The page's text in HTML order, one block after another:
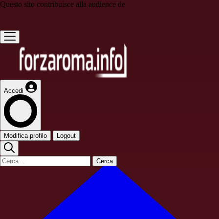
Questo sito contribuisce alla audience de
Accedi
Modifica profilo Logout
Cerca